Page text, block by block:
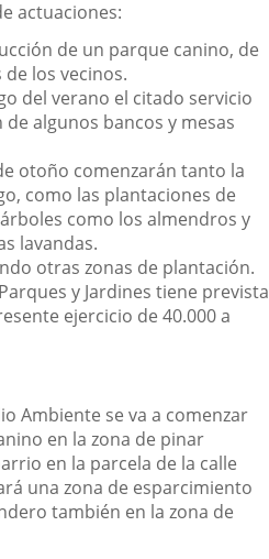
actuaciones:
de un parque canino, de
los vecinos.
del verano el citado servicio
algunos bancos y mesas
otoño comenzarán tanto la
como las plantaciones de
como los almendros y
lavandas.
otras zonas de plantación.
y Jardines tiene prevista
ejercicio de 40.000 a
Ambiente se va a comenzar
en la zona de pinar
en la parcela de la calle
una zona de esparcimiento
también en la zona de